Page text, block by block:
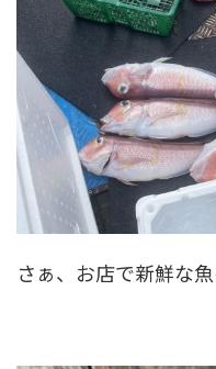
さぁ、お店で新鮮な